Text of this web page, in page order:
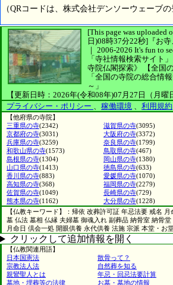
（QRコードは、株式会社デンソーウェーブの
[This page was uploaded
日)08時37分22秒] 『お
｜ 2006-2026 It's fun to
「寺社情報検索サイト」
寺院仏閣探索》
【全国
「全国の寺院の総合情
～」
【更新日時：2026年(令和08年)07月27日（月曜
プライバシー・ポリシー 、 稼働環境 、 利用規約
【他府県の寺院】
三重県の寺(2342) 滋賀県の寺(3095)
京都府の寺(3031) 大阪府の寺(3372)
兵庫県の寺(3259) 奈良県の寺(1799)
和歌山県の寺(1573) 鳥取県の寺(467)
島根県の寺(1304) 岡山県の寺(1380)
山口県の寺(1413) 徳島県の寺(633)
香川県の寺(883) 愛媛県の寺(1070)
高知県の寺(368) 福岡県の寺(2279)
佐賀県の寺(1049) 長崎県の寺(729)
熊本県の寺(1162) 大分県の寺(1228)
【仏教キーワード】：帰依 改葬許可証 年忌法要 戒名
墓 仏法 墓相 仏縁 夫婦墓 御魂入れ 副葬品 納骨室 納骨
月命日 倶会一処 開眼供養 永代供養 法施 宗派 本堂・お
クリックして追加情報を開く
【仏教関連用語】
日本国憲法
散骨って？
宗教法人法
自然葬を知る
親鸞聖人とは
年忌・回忌法要計算
墓地・埋葬等の法律
お墓・墓地の情報